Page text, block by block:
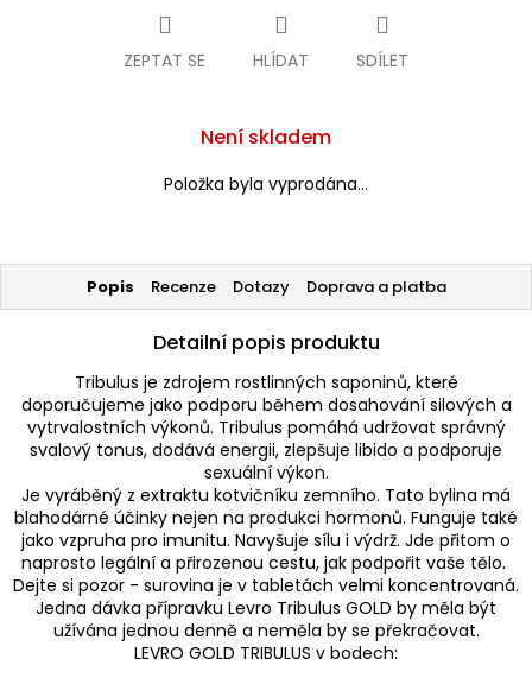
Není skladem
Položka byla vyprodána…
ZEPTAT SE HLÍDAT SDÍLET
Popis Recenze Dotazy Doprava a platba
Detailní popis produktu
Tribulus je zdrojem rostlinných saponinů, které
doporučujeme jako podporu během dosahování silových a
vytrvalostních výkonů. Tribulus pomáhá udržovat správný
svalový tonus, dodává energii, zlepšuje libido a podporuje
sexuální výkon.
Je vyráběný z extraktu kotvičníku zemního. Tato bylina má
blahodárné účinky nejen na produkci hormonů. Funguje také
jako vzpruha pro imunitu. Navyšuje sílu i výdrž. Jde přitom o
naprosto legální a přirozenou cestu, jak podpořit vaše tělo.
Dejte si pozor - surovina je v tabletách velmi koncentrovaná.
Jedna dávka přípravku Levro Tribulus GOLD by měla být
užívána jednou denně a neměla by se překračovat.
LEVRO GOLD TRIBULUS v bodech: